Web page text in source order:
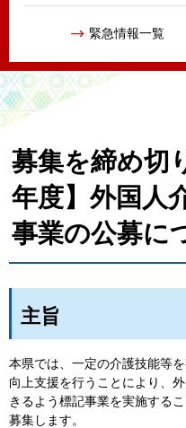
緊急情報一覧
募集を締め切
年度】外国人
事業の公募に
主旨
本県では、一定の介護技能等
向上支援を行うことにより、
きるよう標記事業を実施する
募集します。